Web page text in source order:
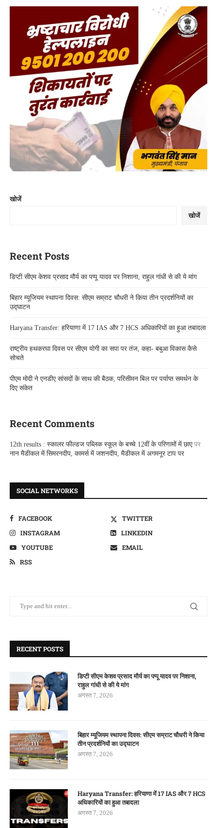
खोजें
खोजें
Recent Posts
डिप्टी सीएम केशव प्रसाद मौर्य का पप्पू यादव पर निशाना, राहुल गांधी से की ये मांग
बिहार म्यूजियम स्थापना दिवस: सीएम सम्राट चौधरी ने किया तीन प्रदर्शनियों का
उद्घाटन
Haryana Transfer: हरियाणा में 17 IAS और 7 HCS अधिकारियों का हुआ तबादला
राष्ट्रीय हथकरघा दिवस पर सीएम योगी का सपा पर तंज, कहा- बबुआ विकास कैसे
सोचते
पीएम मोदी ने एनडीए सांसदों के साथ की बैठक, परिसीमन बिल पर पर्याप्त समर्थन के
दिए संकेत
Recent Comments
12th results : स्कालर फील्डज पब्लिक स्कूल के बच्चे 12वीं के परिणामों में छाएपर
नान मैडीकल में सिमरनदीप, कामर्स में जशनदीप, मैडीकल में अगमनूर टाप पर
SOCIAL NETWORKS
FACEBOOK
TWITTER
INSTAGRAM
LINKEDIN
YOUTUBE
EMAIL
RSS
RECENT POSTS
डिप्टी सीएम केशव प्रसाद मौर्य का पप्पू यादव पर निशाना,
राहुल गांधी से की ये मांग
अगस्त 7, 2026
बिहार म्यूजियम स्थापना दिवस: सीएम सम्राट चौधरी ने किया
तीन प्रदर्शनियों का उद्घाटन
अगस्त 7, 2026
Haryana Transfer: हरियाणा में 17 IAS और 7 HCS
अधिकारियों का हुआ तबादला
अगस्त 7, 2026